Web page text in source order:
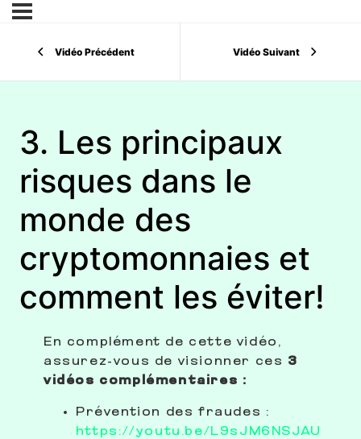
Vidéo Précédent Vidéo Suivant
3. Les principaux
risques dans le
monde des
cryptomonnaies et
comment les éviter!
En complément de cette vidéo,
assurez-vous de visionner ces 3
vidéos complémentaires :
Prévention des fraudes :
https://youtu.be/L9sJM6NSJAU